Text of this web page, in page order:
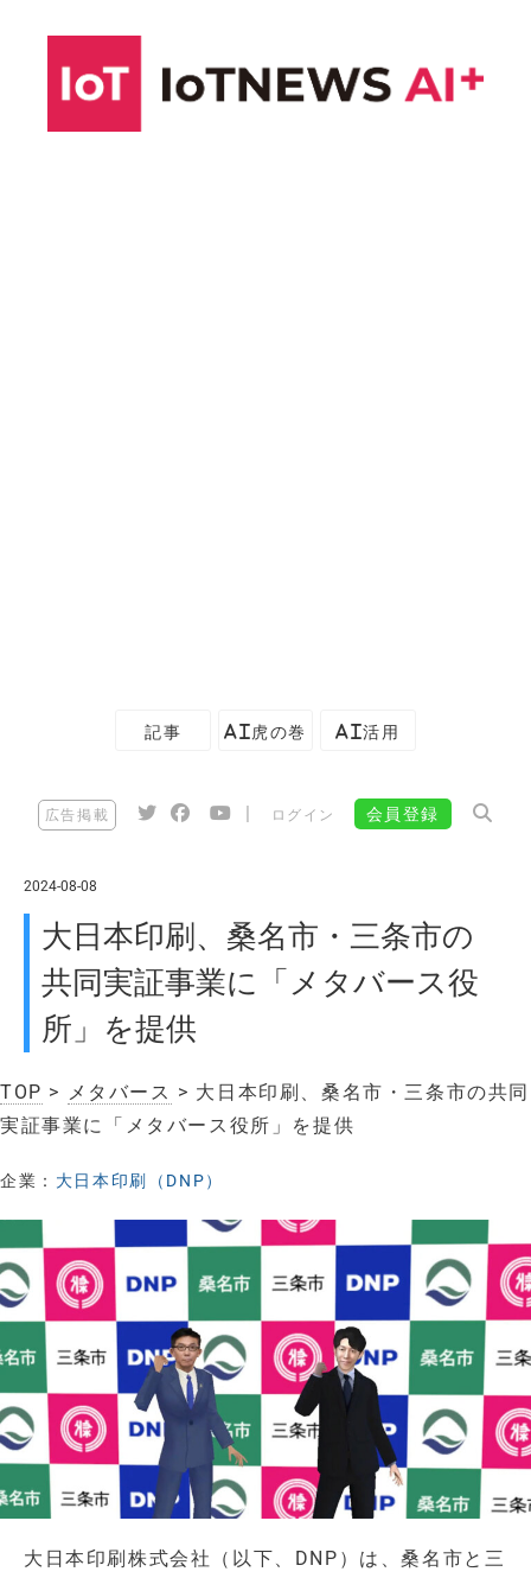
記事 AI虎の巻 AI活用
広告掲載 ログイン 会員登録
2024-08-08
大日本印刷、桑名市・三条市の
共同実証事業に「メタバース役
所」を提供
TOP > メタバース > 大日本印刷、桑名市・三条市の共同
実証事業に「メタバース役所」を提供
企業： 大日本印刷（DNP）
大日本印刷株式会社（以下、DNP）は、桑名市と三